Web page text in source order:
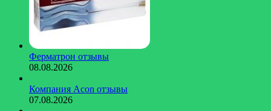
Ферматрон отзывы
08.08.2026
Компания Acon отзывы
07.08.2026